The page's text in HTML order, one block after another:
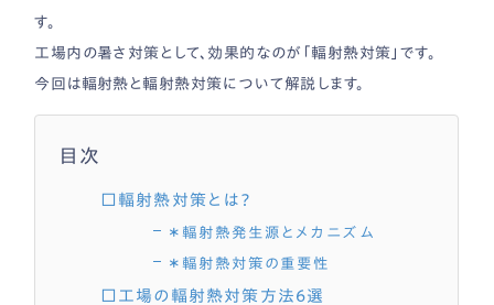
す。
工場内の暑さ対策として、効果的なのが「輻射熱対策」です。
今回は輻射熱と輻射熱対策について解説します。
目次
□輻射熱対策とは？
＊輻射熱発生源とメカニズム
＊輻射熱対策の重要性
□工場の輻射熱対策方法6選